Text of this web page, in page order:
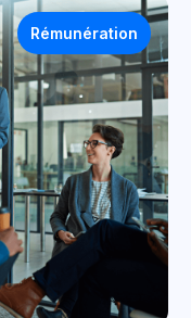
Rémunération